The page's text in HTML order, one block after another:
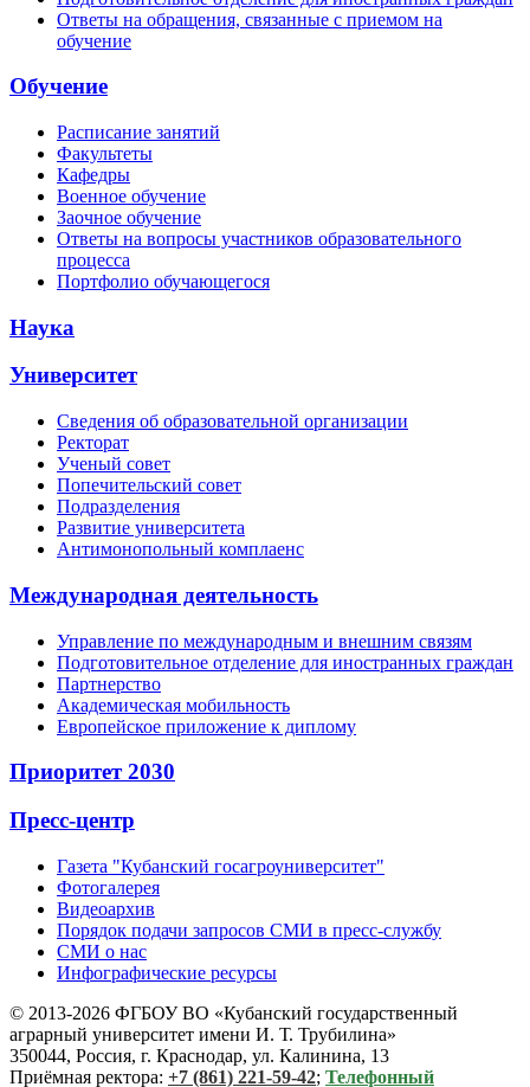
Ответы на обращения, связанные с приемом на
обучение
Обучение
Расписание занятий
Факультеты
Кафедры
Военное обучение
Заочное обучение
Ответы на вопросы участников образовательного
процесса
Портфолио обучающегося
Наука
Университет
Сведения об образовательной организации
Ректорат
Ученый совет
Попечительский совет
Подразделения
Развитие университета
Антимонопольный комплаенс
Международная деятельность
Управление по международным и внешним связям
Подготовительное отделение для иностранных граждан
Партнерство
Академическая мобильность
Европейское приложение к диплому
Приоритет 2030
Пресс-центр
Газета "Кубанский госагроуниверситет"
Фотогалерея
Видеоархив
Порядок подачи запросов СМИ в пресс-службу
СМИ о нас
Инфографические ресурсы
© 2013-2026 ФГБОУ ВО «Кубанский государственный
аграрный университет имени И. Т. Трубилина»
350044, Россия, г. Краснодар, ул. Калинина, 13
Приёмная ректора: +7 (861) 221-59-42; Телефонный